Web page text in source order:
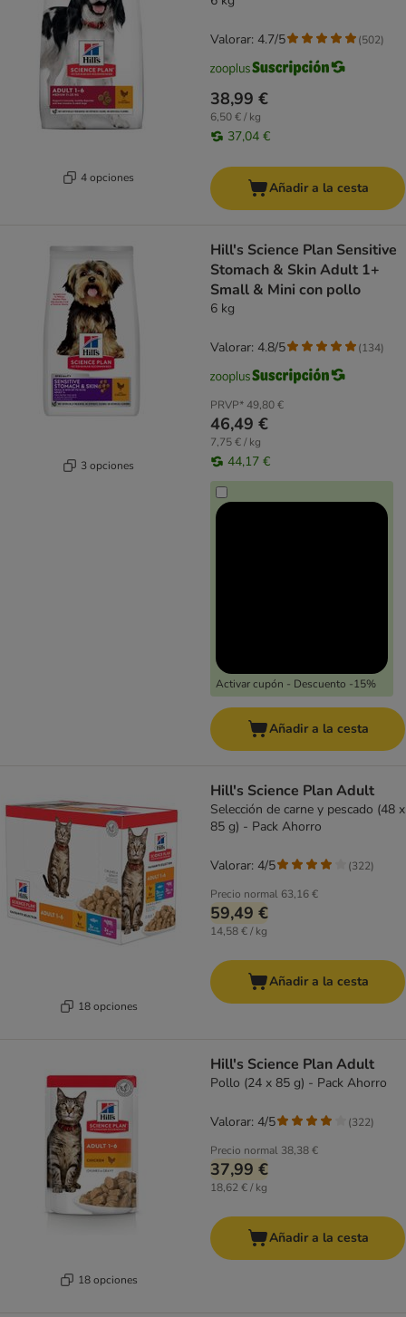
4 opciones
38,99 €
6,50 € / kg
37,04 €
Valorar: 4.7/5 (502)
Añadir a la cesta
3 opciones
Hill's Science Plan Sensitive
Stomach & Skin Adult 1+
Small & Mini con pollo
6 kg
PRVP*49,80 €
46,49 €
7,75 € / kg
44,17 €
Activar cupón - Descuento -15%
Valorar: 4.8/5 (134)
Añadir a la cesta
18 opciones
Hill's Science Plan Adult
Selección de carne y pescado (48 x
85 g) - Pack Ahorro
Precio normal 63,16 €
59,49 €
14,58 € / kg
Valorar: 4/5 (322)
Añadir a la cesta
18 opciones
Hill's Science Plan Adult
Pollo (24 x 85 g) - Pack Ahorro
Precio normal 38,38 €
37,99 €
18,62 € / kg
Valorar: 4/5 (322)
Añadir a la cesta